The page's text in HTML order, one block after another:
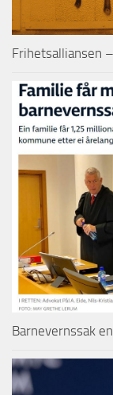
Frihetsalliansen
Barnevernssak